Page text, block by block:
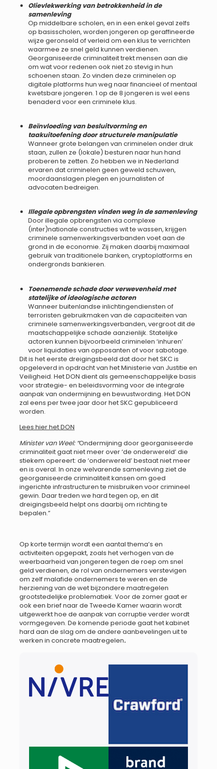
Olievlekwerking van betrokkenheid in de
samenleving
Op middelbare scholen, en in een enkel geval zelfs
op basisscholen, worden jongeren op geraffineerde
wijze geronseld of verleid om een klus te verrichten
waarmee ze snel geld kunnen verdienen.
Georganiseerde criminaliteit trekt mensen aan die
om wat voor redenen ook niet zo stevig in hun
schoenen staan. Zo vinden deze criminelen op
digitale platforms hun weg naar financieel of mentaal
kwetsbare jongeren. 1 op de 8 jongeren is wel eens
benaderd voor een criminele klus.
Beïnvloeding van besluitvorming en
taakuitoefening door structurele manipulatie
Wanneer grote belangen van criminelen onder druk
staan, zullen ze (lokale) besturen naar hun hand
proberen te zetten. Zo hebben we in Nederland
ervaren dat criminelen geen geweld schuwen,
moordaanslagen plegen en journalisten of
advocaten bedreigen.
Illegale opbrengsten vinden weg in de samenleving
Door illegale opbrengsten via complexe
(inter)nationale constructies wit te wassen, krijgen
criminele samenwerkingsverbanden voet aan de
grond in de economie. Zij maken daarbij maximaal
gebruik van traditionele banken, cryptoplatforms en
ondergronds bankieren.
Toenemende schade door verwevenheid met
statelijke of ideologische actoren
Wanneer buitenlandse inlichtingendiensten of
terroristen gebruikmaken van de capaciteiten van
criminele samenwerkingsverbanden, vergroot dit de
maatschappelijke schade aanzienlijk. Statelijke
actoren kunnen bijvoorbeeld criminelen ‘inhuren’
voor liquidaties van opposanten of voor sabotage.
Dit is het eerste dreigingsbeeld dat door het SKC is
opgeleverd in opdracht van het Ministerie van Justitie en
Veiligheid. Het DON dient als gemeenschappelijke basis
voor strategie- en beleidsvorming voor de integrale
aanpak van ondermijning en bewustwording. Het DON
zal eens per twee jaar door het SKC gepubliceerd
worden.
Lees hier het DON
Minister van Weel: “Ondermijning door georganiseerde
criminaliteit gaat niet meer over ‘de onderwereld’ die
stiekem opereert: de ‘onderwereld’ bestaat niet meer
en is overal. In onze welvarende samenleving ziet de
georganiseerde criminaliteit kansen om goed
ingerichte infrastructuren te misbruiken voor crimineel
gewin. Daar treden we hard tegen op, en dit
dreigingsbeeld helpt ons daarbij om richting te
bepalen.”
Op korte termijn wordt een aantal thema’s en
activiteiten opgepakt, zoals het verhogen van de
weerbaarheid van jongeren tegen de roep om snel
geld verdienen, de rol van ondernemers verstevigen
om zelf malafide ondernemers te weren en de
herziening van de wet bijzondere maatregelen
grootstedelijke problematiek. Voor de zomer gaat er
ook een brief naar de Tweede Kamer waarin wordt
uitgewerkt hoe de aanpak van corruptie verder wordt
vormgegeven. De komende periode gaat het kabinet
hard aan de slag om de andere aanbevelingen uit te
werken in concrete maatregelen.